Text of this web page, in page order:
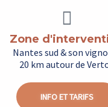
Zone
Nantes sud & son
20 km autour de
INFO ET TARIFS